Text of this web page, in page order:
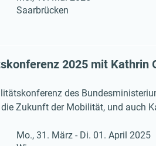
Saarbrücken
2025 mit Kathrin
des
Zukunft der Mobilität, und auch
Mo., 31. März - Di. 01. April 2025